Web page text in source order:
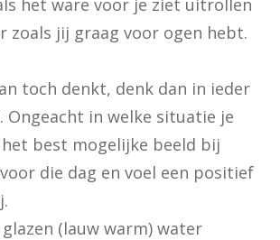
zoals jij graag voor ogen hebt.
toch denkt, denk dan in ieder
Ongeacht in welke situatie je
best mogelijke beeld bij
die dag en voel een positief
(lauw warm) water